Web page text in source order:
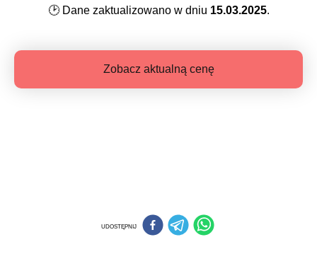
🕑Dane zaktualizowano w dniu 15.03.2025.
Zobacz aktualną cenę
UDOSTĘPNIJ